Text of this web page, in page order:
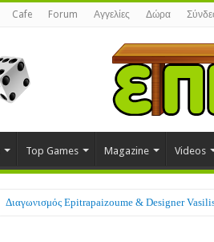
Cafe Forum Αγγελίες Δώρα
Top Games Magazine Videos
Διαγωνισμός Epitrapaizoume & Designer